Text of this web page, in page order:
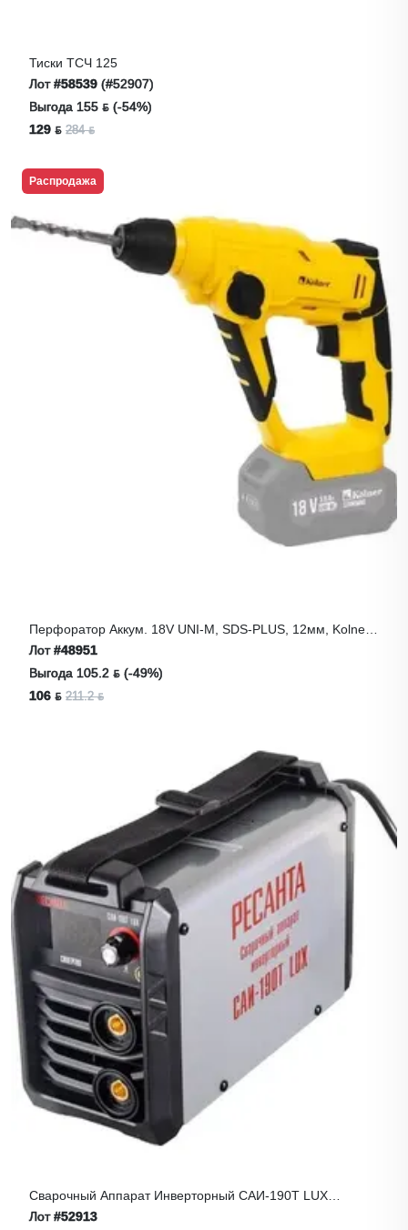
Тиски ТСЧ 125
Лот#58539 (#52907)
Выгода 155 ƃ (-54%)
129 ƃ 284 ƃ
Распродажа
Перфоратор Аккум. 18V UNI-M, SDS-PLUS, 12мм, Kolner
KBH 18-12
Лот#48951
Выгода 105.2 ƃ (-49%)
106 ƃ 211.2 ƃ
Сварочный Аппарат Инверторный САИ-190Т LUX
Ресанта
Лот#52913